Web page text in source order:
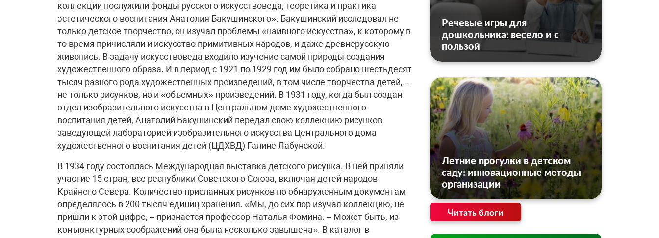
коллекции послужили фонды русского искусствоведа, теоретика и практика
эстетического воспитания Анатолия Бакушинского». Бакушинский исследовал не
только детское творчество, он изучал проблемы «наивного искусства», к которому в
то время причисляли и искусство примитивных народов, и даже древнерусскую
живопись. В задачу искусствоведа входило изучение самой природы создания
художественного образа. И в период с 1921 по 1929 год им было собрано шестьдесят
тысяч разного рода художественных произведений, в том числе творчества детей, –
не только рисунков, но и «объемных» произведений. В 1931 году, когда был создан
отдел изобразительного искусства в Центральном доме художественного
воспитания детей, Анатолий Бакушинский передал свою коллекцию рисунков
заведующей лабораторией изобразительного искусства Центрального дома
художественного воспитания детей (ЦДХВД) Галине Лабунской.
В 1934 году состоялась Международная выставка детского рисунка. В ней приняли
участие 15 стран, все республики Советского Союза, включая детей народов
Крайнего Севера. Количество присланных рисунков по обнаруженным документам
определялось в 200 тысяч единиц хранения. «Мы, до сих пор изучая коллекцию, не
пришли к этой цифре, – признается профессор Наталья Фомина. – Может быть, из
конъюнктурных соображений она была несколько завышена». В каталог в
Речевые игры для
дошкольника: весело и с
пользой
Летние прогулки в детском
саду: инновационные методы
организации
Читать блоги